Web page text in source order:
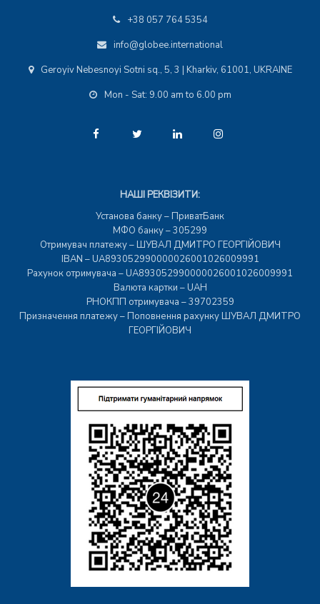
+38 057 764 5354
info@globee.international
Geroyiv Nebesnoyi Sotni sq., 5, 3 | Kharkiv, 61001, UKRAINE
Mon - Sat: 9.00 am to 6.00 pm
НАШІ РЕКВІЗИТИ:
Установа банку – ПриватБанк
МФО банку – 305299
Отримувач платежу – ШУВАЛ ДМИТРО ГЕОРГІЙОВИЧ
IBAN – UA893052990000026001026009991
Рахунок отримувача – UA893052990000026001026009991
Валюта картки – UAH
РНОКПП отримувача – 39702359
Призначення платежу – Поповнення рахунку ШУВАЛ ДМИТРО
ГЕОРГІЙОВИЧ